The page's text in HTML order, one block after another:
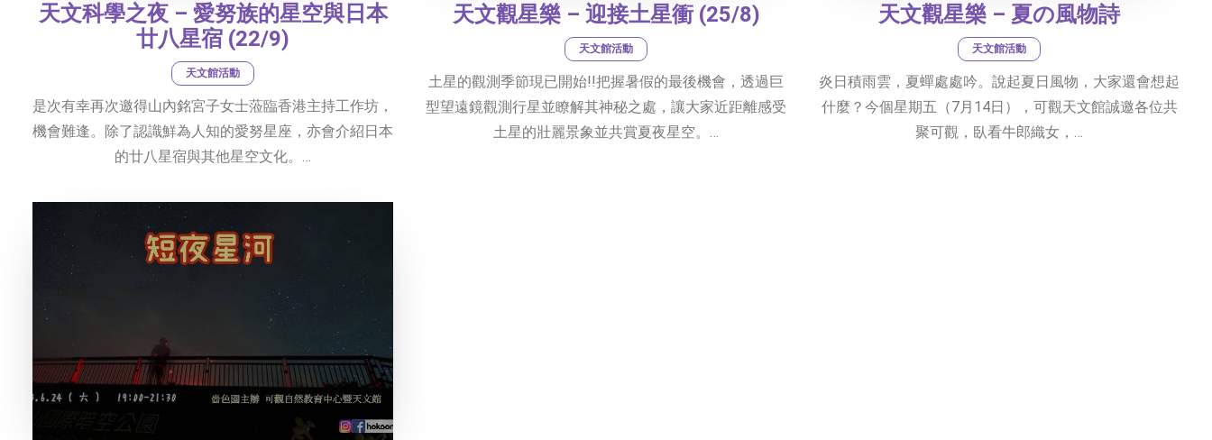
天文科學之夜 – 愛努族的星空與日本
廿八星宿 (22/9)
天文館活動
是次有幸再次邀得山內銘宮子女士蒞臨香港主持工作坊，
機會難逢。除了認識鮮為人知的愛努星座，亦會介紹日本
的廿八星宿與其他星空文化。…
天文觀星樂 – 迎接土星衝 (25/8)
天文館活動
土星的觀測季節現已開始!!把握暑假的最後機會，透過巨
型望遠鏡觀測行星並瞭解其神秘之處，讓大家近距離感受
土星的壯麗景象並共賞夏夜星空。…
天文觀星樂 – 夏の風物詩
天文館活動
炎日積雨雲，夏蟬處處吟。說起夏日風物，大家還會想起
什麼？今個星期五（7月14日），可觀天文館誠邀各位共
聚可觀，臥看牛郎織女，…